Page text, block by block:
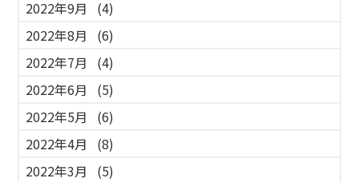
2022年9月
(4)
2022年8月
(6)
2022年7月
(4)
2022年6月
(5)
2022年5月
(6)
2022年4月
(8)
2022年3月
(5)